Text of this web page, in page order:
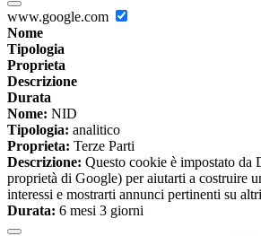
www.google.com
Nome
Tipologia
Proprieta
Descrizione
Durata
Nome: NID
Tipologia: analitico
Proprieta: Terze Parti
Descrizione: Questo cookie è impostato da
proprietà di Google) per aiutarti a costruire
interessi e mostrarti annunci pertinenti su
Durata: 6 mesi 3 giorni